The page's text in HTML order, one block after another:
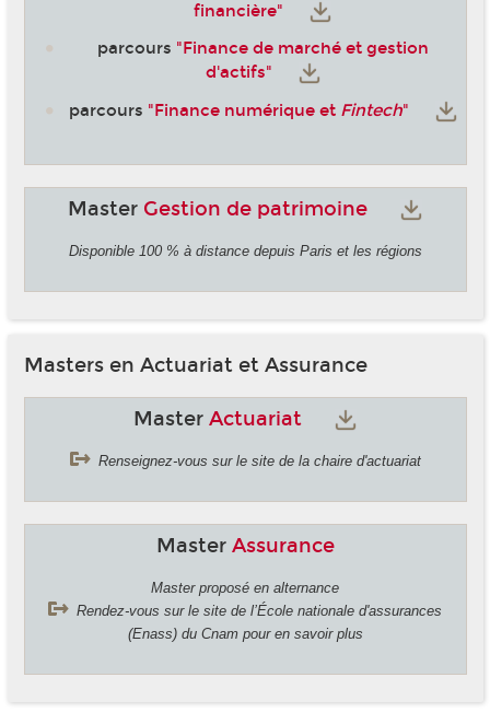
financière"
parcours "Finance de marché et gestion
d'actifs"
parcours "Finance numérique et Fintech"
Master Gestion de patrimoine
Disponible 100 % à distance depuis Paris et les régions
Masters en Actuariat et Assurance
Master Actuariat
Renseignez-vous sur le site de la chaire d'actuariat
Master Assurance
Master proposé en alternance
Rendez-vous sur le site de l’École nationale d'assurances
(Enass) du Cnam pour en savoir plus